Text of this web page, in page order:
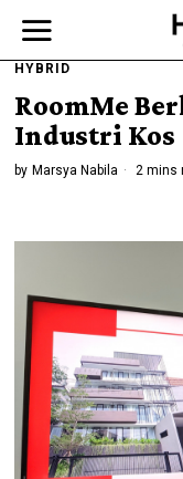
HYBRID
RoomMe
Industri Kos
by Marsya Nabila 2 mins